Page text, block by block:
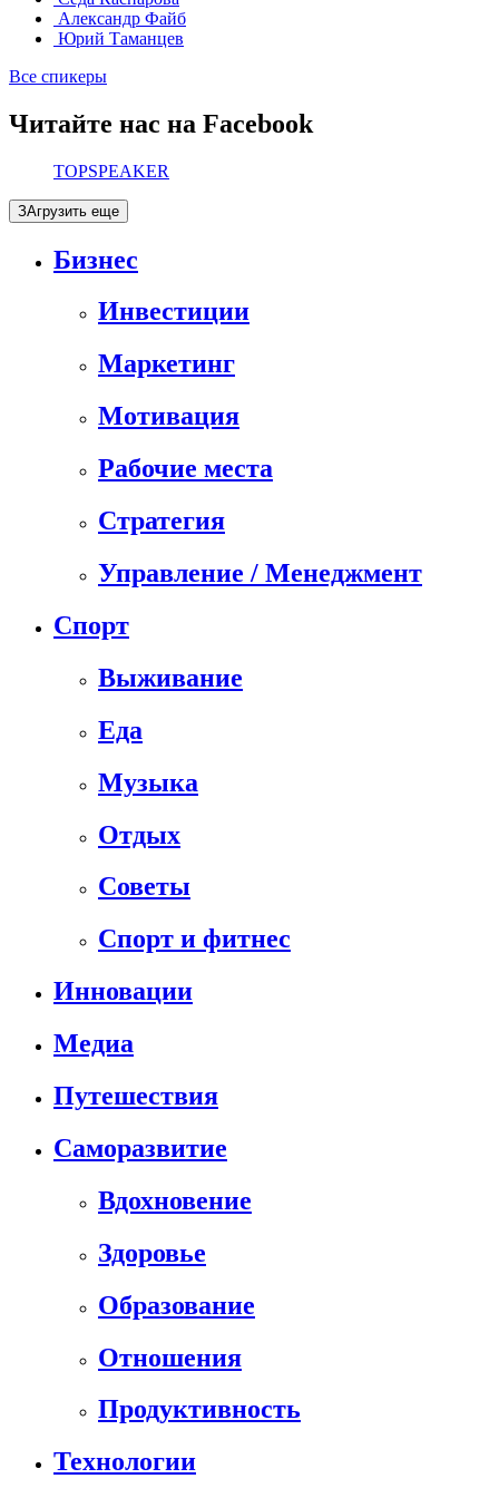
Александр Файб
Юрий Таманцев
Все спикеры
Читайте нас на Facebook
TOPSPEAKER
ЗАгрузить еще
Бизнес
Инвестиции
Маркетинг
Мотивация
Рабочие места
Стратегия
Управление / Менеджмент
Спорт
Выживание
Еда
Музыка
Отдых
Советы
Спорт и фитнес
Инновации
Медиа
Путешествия
Саморазвитие
Вдохновение
Здоровье
Образование
Отношения
Продуктивность
Технологии